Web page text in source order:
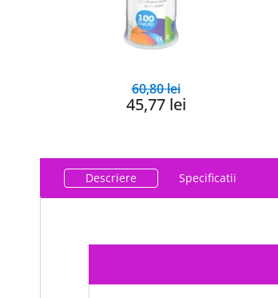
60,80 lei
45,77 lei
Descriere Specificatii